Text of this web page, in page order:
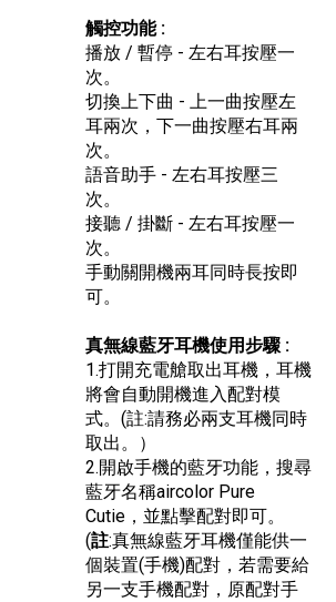
觸控功能 :
播放 / 暫停 - 左右耳按壓一
次。
切換上下曲 - 上一曲按壓左
耳兩次，下一曲按壓右耳兩
次。
語音助手 - 左右耳按壓三
次。
接聽 / 掛斷 - 左右耳按壓一
次。
手動關開機兩耳同時長按即
可。
真無線藍牙耳機使用步驟 :
1.打開充電艙取出耳機，耳機
將會自動開機進入配對模
式。(註:請務必兩支耳機同時
取出。）
2.開啟手機的藍牙功能，搜尋
藍牙名稱aircolor Pure
Cutie，並點擊配對即可。
(註:真無線藍牙耳機僅能供一
個裝置(手機)配對，若需要給
另一支手機配對，原配對手